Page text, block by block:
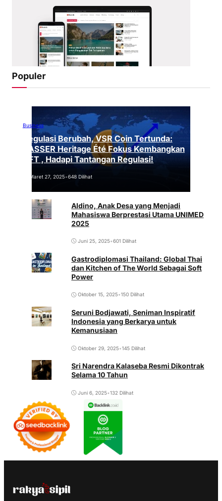
Populer
Business
Regulasi Berubah, VSR Coin Tertunda:
VASSER Heritage Été Fokus Kembangkan
NFT , Hadapi Tantangan Regulasi!
Maret 27, 2025•648 Dilihat
Aldino, Anak Desa yang Menjadi
Mahasiswa Berprestasi Utama UNIMED
2025
Juni 25, 2025•601 Dilihat
Gastrodiplomasi Thailand: Global Thai
dan Kitchen of The World Sebagai Soft
Power
Oktober 15, 2025•150 Dilihat
Seruni Bodjawati, Seniman Inspiratif
Indonesia yang Berkarya untuk
Kemanusiaan
Oktober 29, 2025•145 Dilihat
Sri Narendra Kalaseba Resmi Dikontrak
Selama 10 Tahun
Juni 6, 2025•132 Dilihat